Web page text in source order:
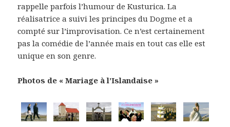
rappelle parfois l’humour de Kusturica. La
réalisatrice a suivi les principes du Dogme et a
compté sur l’improvisation. Ce n’est certainement
pas la comédie de l’année mais en tout cas elle est
unique en son genre.
Photos de « Mariage à l’Islandaise »